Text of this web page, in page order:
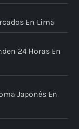
En Lima
24 Horas En
Japonés En